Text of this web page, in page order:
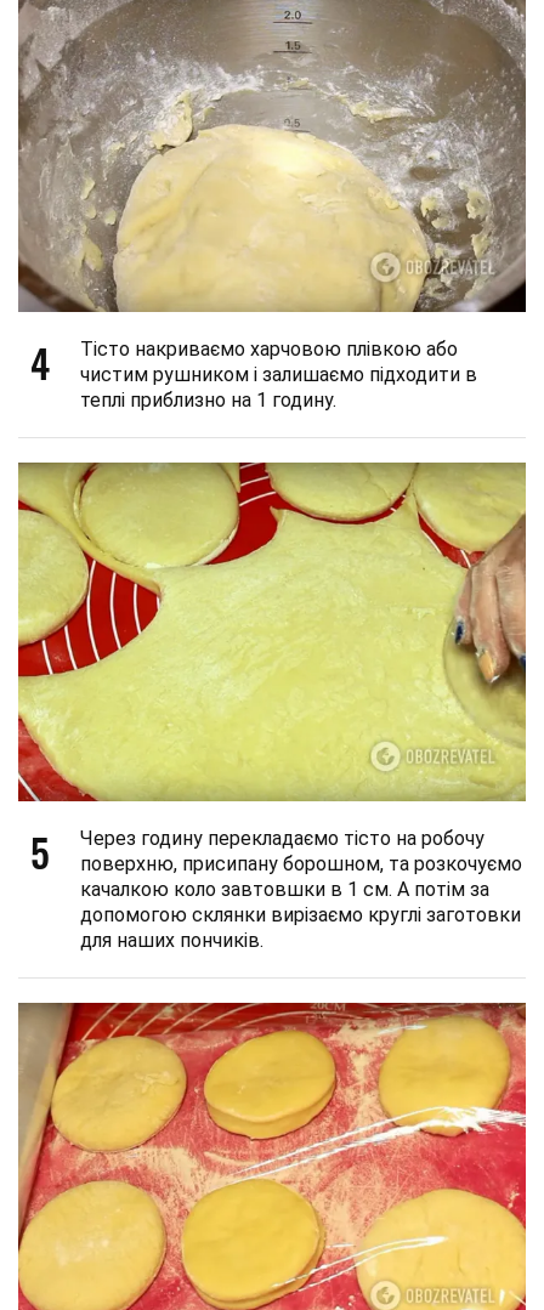
4
Тісто накриваємо харчовою плівкою або
чистим рушником і залишаємо підходити в
теплі приблизно на 1 годину.
5
Через годину перекладаємо тісто на робочу
поверхню, присипану борошном, та розкочуємо
качалкою коло завтовшки в 1 см. А потім за
допомогою склянки вирізаємо круглі заготовки
для наших пончиків.